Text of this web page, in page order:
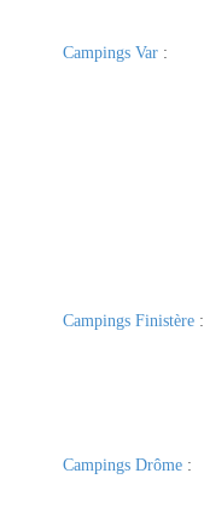
Campings Var:
Campings Finistère:
Campings Drôme: